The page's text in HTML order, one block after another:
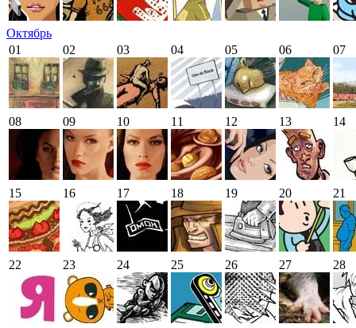
Октябрь
01
02 03 04 05 06 07
08 09 10 11 12 13 14
15 16 17 18 19 20 21
22 23 24 25 26 27 28